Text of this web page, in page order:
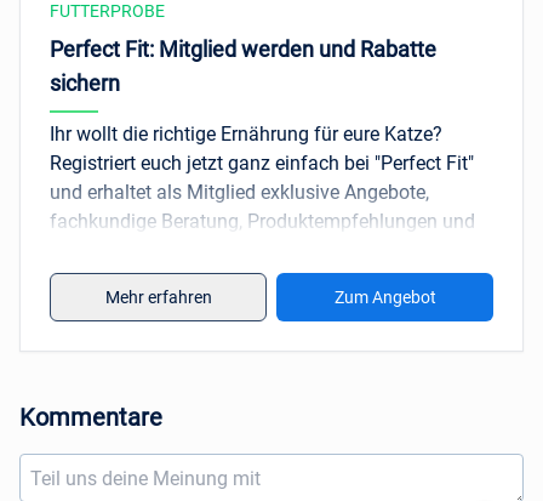
FUTTERPROBE
Perfect Fit: Mitglied werden und Rabatte
sichern
Ihr wollt die richtige Ernährung für eure Katze?
Registriert euch jetzt ganz einfach bei "Perfect Fit"
und erhaltet als Mitglied exklusive Angebote,
fachkundige Beratung, Produktempfehlungen und
verbindet 5 Vorteile und ist auf die 5 der häufigsten
Gesundheitsbedürfnisse von Katzen ausgerichtet.
Mehr erfahren Zum Angebot
Kommentare